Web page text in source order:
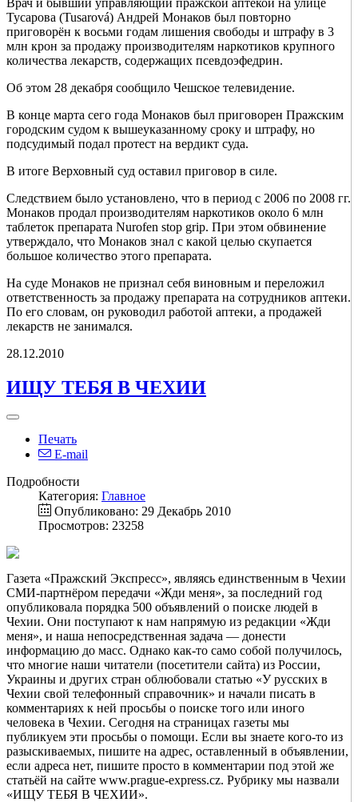
Тусарова (Tusarová) Андрей Монаков был повторно
приговорён к восьми годам лишения свободы и штрафу в 3
млн крон за продажу производителям наркотиков крупного
количества лекарств, содержащих псевдоэфедрин.
Об этом 28 декабря сообщило Чешское телевидение.
В конце марта сего года Монаков был приговорен Пражским
городским судом к вышеуказанному сроку и штрафу, но
подсудимый подал протест на вердикт суда.
В итоге Верховный суд оставил приговор в силе.
Следствием было установлено, что в период с 2006 по 2008 гг.
Монаков продал производителям наркотиков около 6 млн
таблеток препарата Nurofen stop grip. При этом обвинение
утверждало, что Монаков знал с какой целью скупается
большое количество этого препарата.
На суде Монаков не признал себя виновным и переложил
ответственность за продажу препарата на сотрудников аптеки.
По его словам, он руководил работой аптеки, а продажей
лекарств не занимался.
28.12.2010
ИЩУ ТЕБЯ В ЧЕХИИ
Печать
E-mail
Подробности
Категория: Главное
Опубликовано: 29 Декабрь 2010
Просмотров: 23258
Газета «Пражский Экспресс», являясь единственным в Чехии
СМИ-партнёром передачи «Жди меня», за последний год
опубликовала порядка 500 объявлений о поиске людей в
Чехии. Они поступают к нам напрямую из редакции «Жди
меня», и наша непосредственная задача — донести
информацию до масс. Однако как-то само собой получилось,
что многие наши читатели (посетители сайта) из России,
Украины и других стран облюбовали статью «У русских в
Чехии свой телефонный справочник» и начали писать в
комментариях к ней просьбы о поиске того или иного
человека в Чехии. Сегодня на страницах газеты мы
публикуем эти просьбы о помощи. Если вы знаете кого-то из
разыскиваемых, пишите на адрес, оставленный в объявлении,
если адреса нет, пишите просто в комментарии под этой же
статьёй на сайте www.prague-express.cz. Рубрику мы назвали
«ИЩУ ТЕБЯ В ЧЕХИИ».